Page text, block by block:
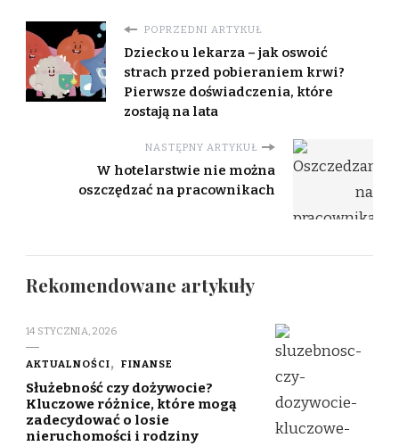
POPRZEDNI ARTYKUŁ
Dziecko u lekarza – jak oswoić
strach przed pobieraniem krwi?
Pierwsze doświadczenia, które
zostają na lata
NASTĘPNY ARTYKUŁ
W hotelarstwie nie można
oszczędzać na pracownikach
Rekomendowane artykuły
14 STYCZNIA, 2026
AKTUALNOŚCI FINANSE
Służebność czy dożywocie?
Kluczowe różnice, które mogą
zadecydować o losie
nieruchomości i rodziny